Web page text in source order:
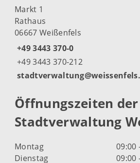
Markt 1
Rathaus
06667 Weißenfels
+49 3443 370-0
+49 3443 370-212
Öffnungszeiten der
Stadtverwaltung
Montag
09:00
Dienstag
09:00